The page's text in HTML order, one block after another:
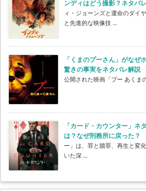
ンディはどう撮影？ネタバ
ィ・ジョーンズと運命のダイ
と先進的な映像技 ...
「くまのプーさん」がな
驚きの事実をネタバレ解説
公開された映画「プー あくま
「カード・カウンター」
は？なぜ刑務所に戻った？
ー」は、罪と贖罪、再生と変
いた深 ...